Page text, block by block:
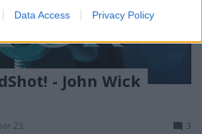
to enable storage
to enable storage
including authentication
prevention, and other
Data Access Privacy Policy
- John Wick
23. 3